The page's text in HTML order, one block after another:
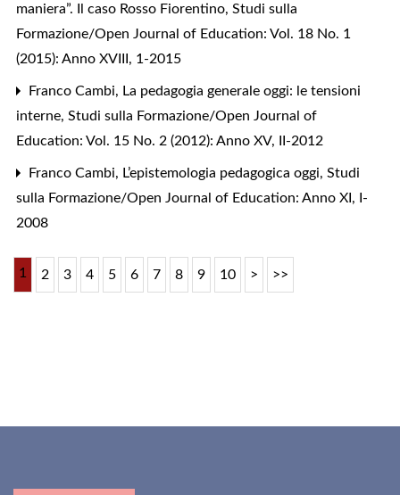
maniera”. Il caso Rosso Fiorentino, Studi sulla
Formazione/Open Journal of Education: Vol. 18 No. 1
(2015): Anno XVIII, 1-2015
Franco Cambi, La pedagogia generale oggi: le tensioni
interne, Studi sulla Formazione/Open Journal of
Education: Vol. 15 No. 2 (2012): Anno XV, II-2012
Franco Cambi, L’epistemologia pedagogica oggi, Studi
sulla Formazione/Open Journal of Education: Anno XI, I-
2008
1 2 3 4 5 6 7 8 9 10 > >>